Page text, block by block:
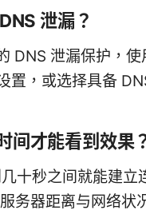
泄漏？
DNS 泄漏保护，
置，或选择具备
间才能看到效果
十秒之间就能建立
务器距离与网络状